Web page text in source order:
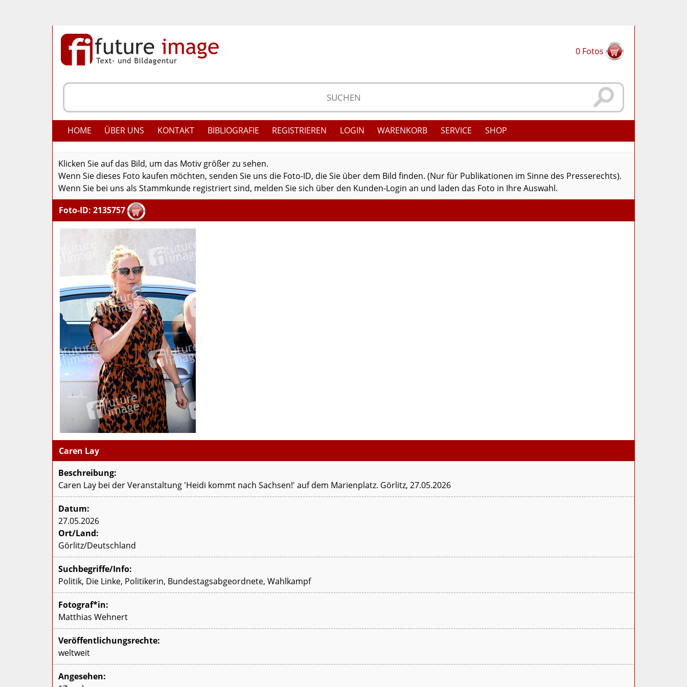
0 Fotos
HOME ÜBER UNS KONTAKT BIBLIOGRAFIE REGISTRIEREN LOGIN WARENKORB SERVICE SHOP
Klicken Sie auf das Bild, um das Motiv größer zu sehen.
Wenn Sie dieses Foto kaufen möchten, senden Sie uns die Foto-ID, die Sie über dem Bild finden. (Nur für Publikationen im Sinne des Presserechts).
Wenn Sie bei uns als Stammkunde registriert sind, melden Sie sich über den Kunden-Login an und laden das Foto in Ihre Auswahl.
Foto-ID: 2135757
Caren Lay
Beschreibung:
Caren Lay bei der Veranstaltung 'Heidi kommt nach Sachsen!' auf dem Marienplatz. Görlitz, 27.05.2026
Datum:
27.05.2026
Ort/Land:
Görlitz/Deutschland
Suchbegriffe/Info:
Politik, Die Linke, Politikerin, Bundestagsabgeordnete, Wahlkampf
Fotograf*in:
Matthias Wehnert
Veröffentlichungsrechte:
weltweit
Angesehen: